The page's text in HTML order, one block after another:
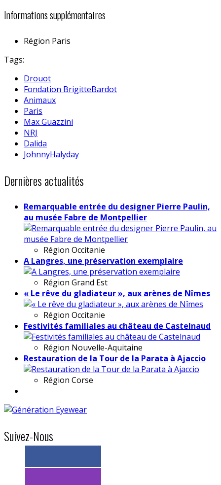
Informations supplémentaires
Région Paris
Tags:
Drouot
Fondation BrigitteBardot
Animaux
Paris
Max Guazzini
NRJ
Dalida
JohnnyHalyday
Dernières actualités
Remarquable entrée du designer Pierre Paulin,
au musée Fabre de Montpellier
Région Occitanie
A Langres, une préservation exemplaire
Région Grand Est
« Le rêve du gladiateur », aux arènes de Nîmes
Région Occitanie
Festivités familiales au château de Castelnaud
Région Nouvelle-Aquitaine
Restauration de la Tour de la Parata à Ajaccio
Région Corse
Suivez-Nous
> 11k abonnés